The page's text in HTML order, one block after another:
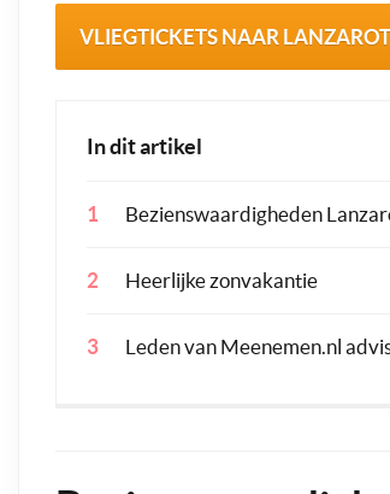
VLIEGTICKETS NAAR
In dit artikel
Bezienswaardigheden
Heerlijke zonvakantie
Leden van Meenemen.nl